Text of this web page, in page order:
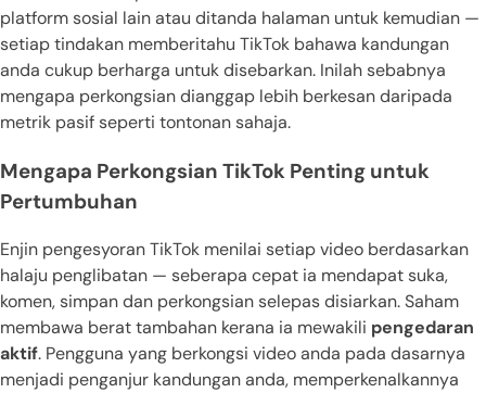
platform sosial lain atau ditanda halaman untuk kemudian —
setiap tindakan memberitahu TikTok bahawa kandungan
anda cukup berharga untuk disebarkan. Inilah sebabnya
mengapa perkongsian dianggap lebih berkesan daripada
metrik pasif seperti tontonan sahaja.
Mengapa Perkongsian TikTok Penting untuk
Pertumbuhan
Enjin pengesyoran TikTok menilai setiap video berdasarkan
halaju penglibatan — seberapa cepat ia mendapat suka,
komen, simpan dan perkongsian selepas disiarkan. Saham
membawa berat tambahan kerana ia mewakili pengedaran
aktif. Pengguna yang berkongsi video anda pada dasarnya
menjadi penganjur kandungan anda, memperkenalkannya